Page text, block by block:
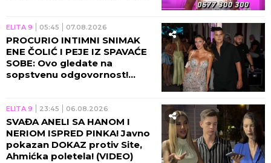
ELITA 9 05:45 07.08.2026
PROCURIO INTIMNI SNIMAK
ENE ČOLIĆ I PEJE IZ SPAVAĆE
SOBE: Ovo gledate na
sopstvenu odgovornost!
ELITA 9 23:45 06.08.2026
SVAĐA ANELI SA HANOM I
NERIOM ISPRED PINKA! Javno
pokazan DOKAZ protiv Site,
Ahmićka poletela! (VIDEO)